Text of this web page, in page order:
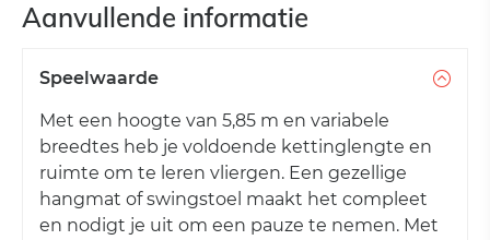
Aanvullende informatie
Speelwaarde
Met een hoogte van 5,85 m en variabele
breedtes heb je voldoende kettinglengte en
ruimte om te leren vliergen. Een gezellige
hangmat of swingstoel maakt het compleet
en nodigt je uit om een pauze te nemen. Met